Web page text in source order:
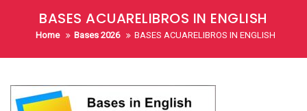
BASES ACUARELIBROS IN ENGLISH
Home Bases 2026 BASES ACUARELIBROS IN ENGLISH